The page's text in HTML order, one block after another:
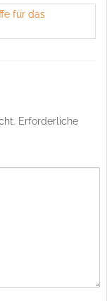
für das
Erforderliche